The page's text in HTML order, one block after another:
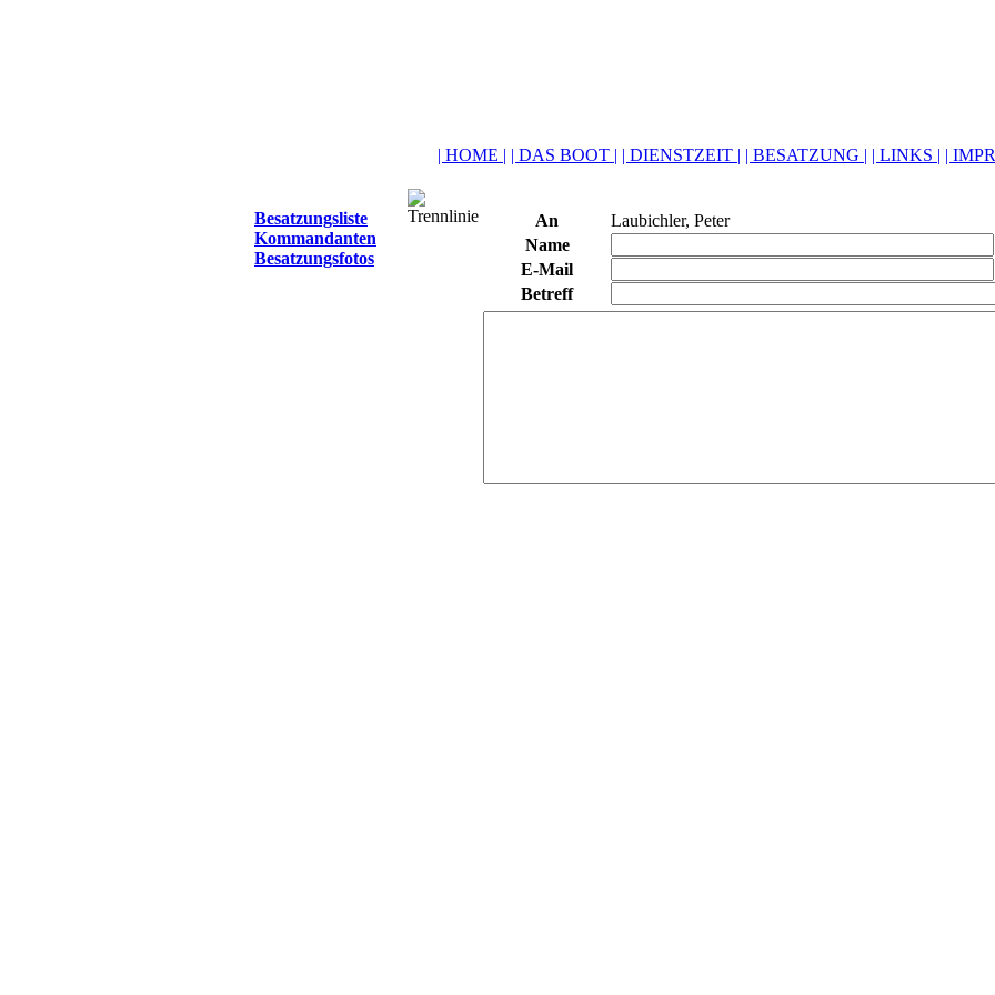
| HOME | | DAS BOOT | | DIENSTZEIT | | BESATZUNG | | LINKS | |
Besatzungsliste
Kommandanten
Besatzungsfotos
An
Laubichler, Peter
Name
E-Mail
Betreff